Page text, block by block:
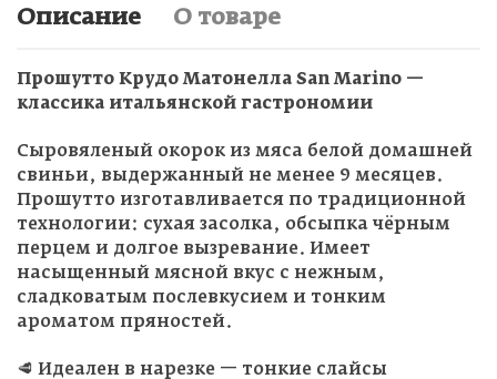
Описание О товаре
Прошутто Крудо Матонелла San Marino —
классика итальянской гастрономии
Сыровяленый окорок из мяса белой домашней
свиньи, выдержанный не менее 9 месяцев.
Прошутто изготавливается по традиционной
технологии: сухая засолка, обсыпка чёрным
перцем и долгое вызревание. Имеет
насыщенный мясной вкус с нежным,
сладковатым послевкусием и тонким
ароматом пряностей.
🥩 Идеален в нарезке — тонкие слайсы